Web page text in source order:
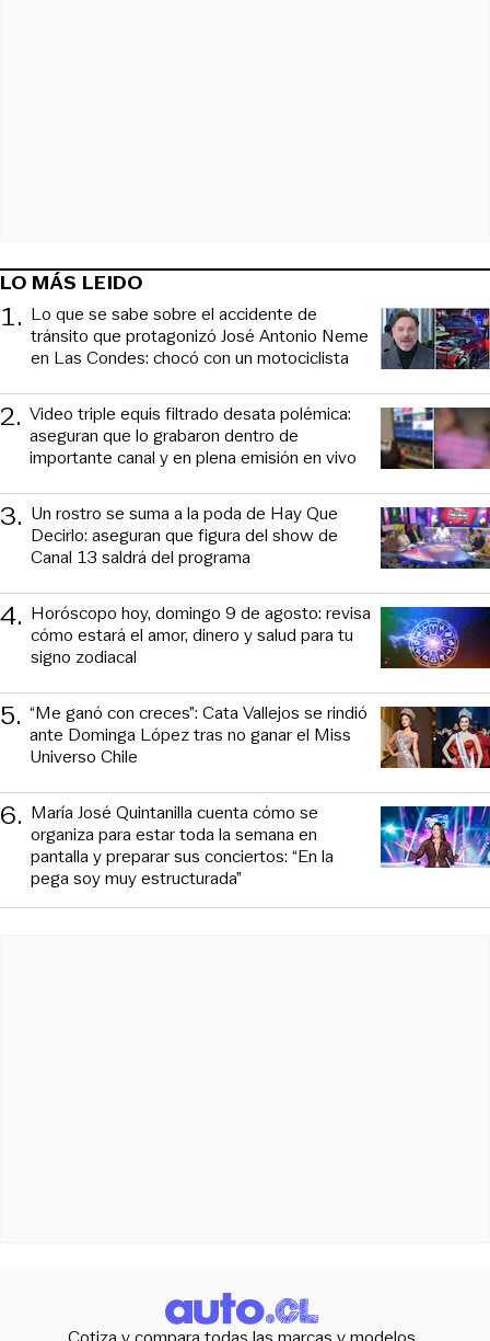
LO MÁS LEIDO
1. Lo que se sabe sobre el accidente de
tránsito que protagonizó José Antonio Neme
en Las Condes: chocó con un motociclista
2. Video triple equis filtrado desata polémica:
aseguran que lo grabaron dentro de
importante canal y en plena emisión en vivo
3. Un rostro se suma a la poda de Hay Que
Decirlo: aseguran que figura del show de
Canal 13 saldrá del programa
4. Horóscopo hoy, domingo 9 de agosto: revisa
cómo estará el amor, dinero y salud para tu
signo zodiacal
5. “Me ganó con creces”: Cata Vallejos se rindió
ante Dominga López tras no ganar el Miss
Universo Chile
6. María José Quintanilla cuenta cómo se
organiza para estar toda la semana en
pantalla y preparar sus conciertos: “En la
pega soy muy estructurada”